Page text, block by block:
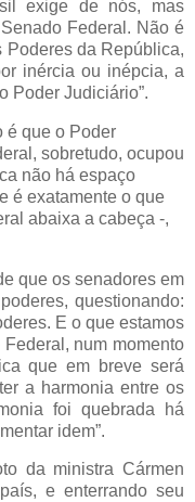
exige de nós, mas
Federal. Não é
Poderes da República,
inércia ou inépcia, a
Poder Judiciário”.
é que o Poder
sobretudo, ocupou
não há espaço
é exatamente o que
abaixa a cabeça -,
que os senadores em
questionando:
E o que estamos
num momento
que em breve será
a harmonia entre os
foi quebrada há
idem”.
da ministra Cármen
e enterrando seu